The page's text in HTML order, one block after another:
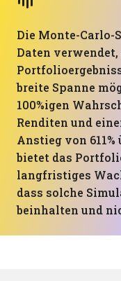
Die Monte-
Daten
breite Spanne
100%igen
Renditen und
Anstieg von
bietet das
langfristiges
dass solche
beinhalten und